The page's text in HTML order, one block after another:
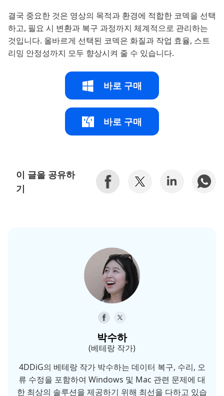
결국 중요한 것은 영상의 목적과 환경에 적합한 코덱을 선택
하고, 필요 시 변환과 복구 과정까지 체계적으로 관리하는
것입니다. 올바르게 선택된 코덱은 화질과 작업 효율, 스트
리밍 안정성까지 모두 향상시켜 줄 수 있습니다.
바로 구매
바로 구매
이 글을 공유하
기
박수하
(베테랑 작가)
4DDiG의 베테랑 작가 박수하는 데이터 복구, 수리, 오
류 수정을 포함하여 Windows 및 Mac 관련 문제에 대
한 최상의 솔루션을 제공하기 위해 최선을 다하고 있습